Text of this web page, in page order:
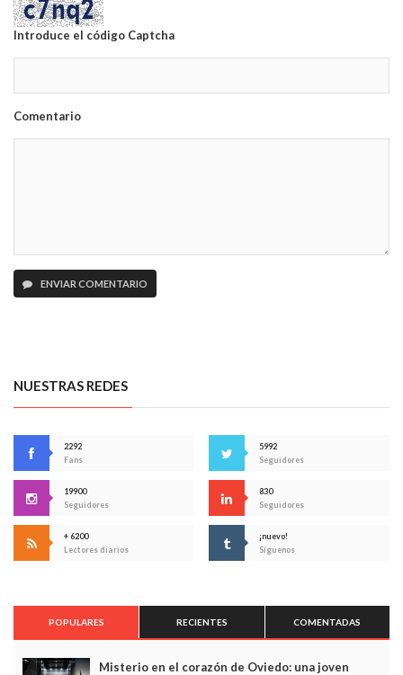
Introduce el código Captcha
Comentario
ENVIAR COMENTARIO
NUESTRAS REDES
2292
Fans
5992
Seguidores
19900
Seguidores
830
Seguidores
+ 6200
Lectores diarios
¡nuevo!
Síguenos
POPULARES RECIENTES COMENTADAS
Misterio en el corazón de Oviedo: una joven